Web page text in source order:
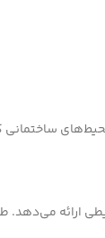
ساختمانی
ارائه